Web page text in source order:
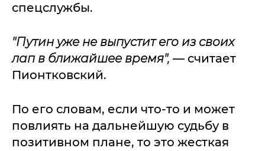
спецслужбы.
"Путин уже не выпустит его из своих
лап в ближайшее время", — считает
Пионтковский.
По его словам, если что-то и может
повлиять на дальнейшую судьбу в
позитивном плане, то это жесткая